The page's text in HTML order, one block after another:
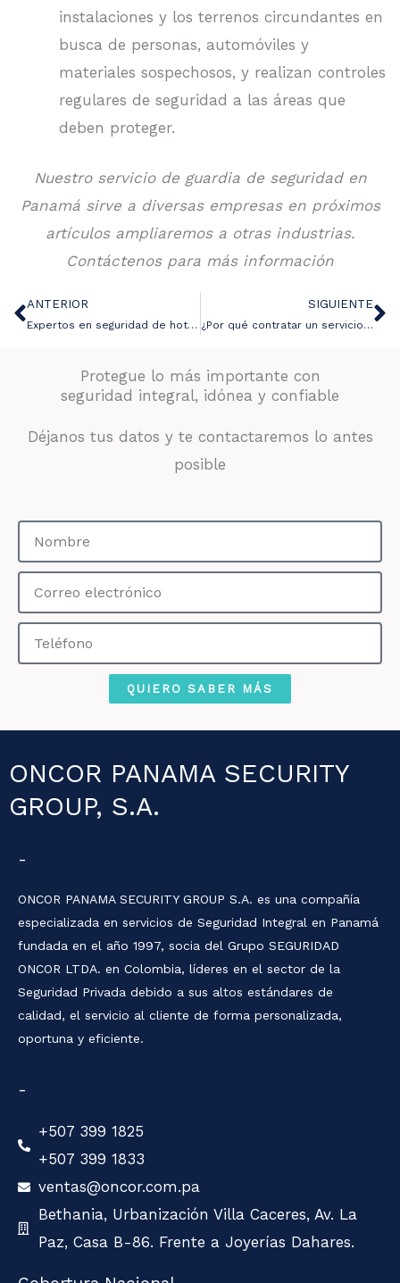
instalaciones y los terrenos circundantes en
busca de personas, automóviles y
materiales sospechosos, y realizan controles
regulares de seguridad a las áreas que
deben proteger.
Nuestro servicio de guardia de seguridad en
Panamá sirve a diversas empresas en próximos
artículos ampliaremos a otras industrias.
Contáctenos para más información
Ant
ANTERIOR
Expertos en seguridad de hoteles
SIGUIENTE
¿Por qué contratar un servicio de patrulla de seguridad privada en Panamá?
Protegue lo más importante con
seguridad integral, idónea y confiable
Déjanos tus datos y te contactaremos lo antes
posible
Nombre
Correo
electrónico
Teléfono
QUIERO SABER MÁS
ONCOR PANAMA SECURITY
GROUP, S.A.
-
ONCOR PANAMA SECURITY GROUP S.A. es una compañía
especializada en servicios de Seguridad Integral en Panamá
fundada en el año 1997, socia del Grupo SEGURIDAD
ONCOR LTDA. en Colombia, líderes en el sector de la
Seguridad Privada debido a sus altos estándares de
calidad, el servicio al cliente de forma personalizada,
oportuna y eficiente.
-
+507 399 1825
+507 399 1833
ventas@oncor.com.pa
Bethania, Urbanización Villa Caceres, Av. La
Paz, Casa B-86. Frente a Joyerías Dahares.